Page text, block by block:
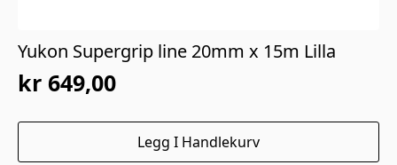
Yukon Supergrip line 20mm x 15m Lilla
kr 649,00
Legg I Handlekurv